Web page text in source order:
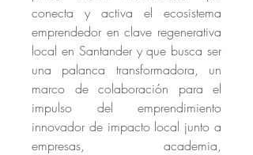
conecta y activa el ecosistema
emprendedor en clave regenerativa
local en Santander y que busca ser
una palanca transformadora, un
marco de colaboración para el
impulso del emprendimiento
innovador de impacto local junto a
empresas, academia,